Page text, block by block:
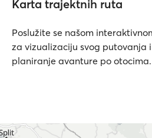
Karta trajektnih ruta
Poslužite se našom
za vizualizaciju svog putovanja
planiranje avanture po otocima.